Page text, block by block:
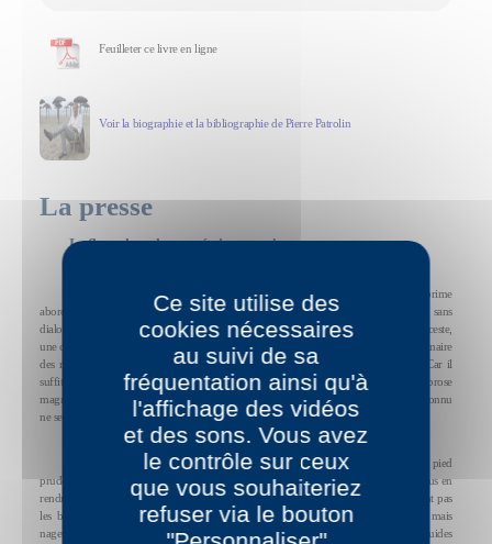
Feuilleter ce livre en ligne
Voir la biographie et la bibliographie de Pierre Patrolin
La presse
Le flot calme de cette écriture majestueuse.
Lecteur, attention ! Le texte de Pierre Patrolin risque de déclencher, de prime
abord, des réactions auxquelles il ne faut pas s’arrêter. Quoi ? Un livre si gros et sans
dialogues ? Sans autre action que cette étrange fluctuation ? Sans un meurtre, un inceste,
une crise de la cinquantaine, enfin quelques-uns des ingrédients qui pimentent l’ordinaire
des romans ? Et puis tous ces paysages, quel ennui, n’est-ce pas ? Eh bien non. Car il
suffit d’entrer sans crainte dans ce courant limpide pour être convaincu que cette prose
magnifique est tout sauf ennuyeuse. Et que le récit singulier de cet auteur encore inconnu
ne se limite absolument pas au simple défilement d’un paysage, si mouvant soit-il.
Comme le baigneur entrant dans l’eau froide, vous avancerez un doigt de pied
prudent, puis un mollet frileux, avant de vous retrouver immergé, presque sans vous en
rendre compte, dans le flot calme de cette écriture majestueuse. Pourtant, ce ne sont pas
les beautés du paysage qui vous retiendront. Patrolin n’est pas tour-opérateur, mais
nageur en eaux claires. Il vogue là où le courant le porte, c’est tout. Et comme les liquides
Ce site utilise des
cookies nécessaires
au suivi de sa
fréquentation ainsi qu'à
l'affichage des vidéos
et des sons. Vous avez
le contrôle sur ceux
que vous souhaiteriez
refuser via le bouton